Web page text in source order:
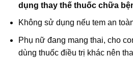
dụng thay thế thuốc chữa
Không sử dụng nếu tem an
Phụ nữ đang mang thai, cho
dùng thuốc điều trị khác nên